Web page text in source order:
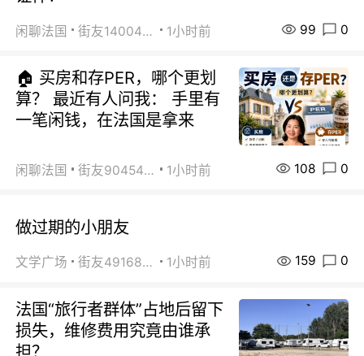
闲聊法国 街友14004820 1小时前 99 0
🏠 买房和存PER，哪个更划
算？ 最近有人问我： 手里有
一笔闲钱，在法国是拿来
闲聊法国 街友90454511 1小时前 108 0
做过期的小朋友
文学广场 街友49168527 1小时前 159 0
法国“旅行者群体”占地后留下
损失，维修费用究竟由谁承
担？